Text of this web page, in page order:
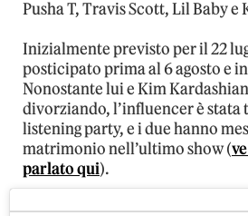
Pusha T, Travis Scott, Lil Baby e
Inizialmente previsto per il 22
posticipato prima al 6 agosto e
Nonostante lui e Kim
divorziando, l’influencer è stata
listening party, e i due hanno
matrimonio nell’ultimo show (
parlato qui).